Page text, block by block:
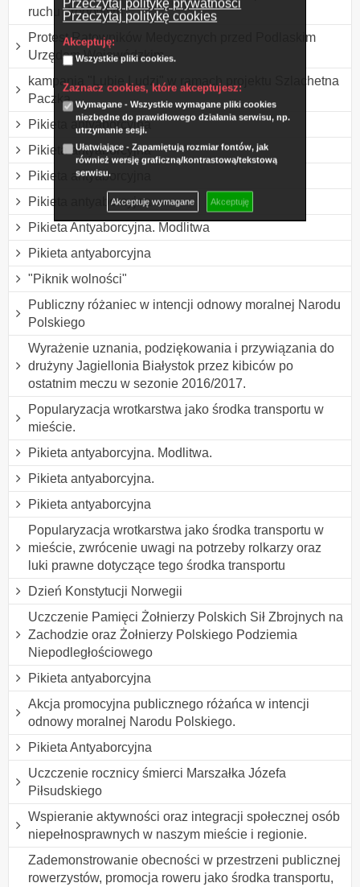
Przeczytaj politykę prywatności
Przeczytaj politykę cookies
Akceptuję:
Wszystkie pliki cookies.
Zaznacz cookies, które akceptujesz:
Wymagane - Wszystkie wymagane pliki cookies
niezbędne do prawidłowego działania serwisu, np.
utrzymanie sesji.
Ułatwiające - Zapamiętują rozmiar fontów, jak
również wersję graficzną/kontrastową/tekstową
serwisu.
Akceptuję wymagane Akceptuję
ruchu drogowym
Protest Ratowników Medycznych przed Podlaskim
Urzędem Wojewódzkim
kampania "Lubię Ludzi" w ramach projektu Szlachetna
Paczka
Pikieta antyaborcyjna
Pikieta antyaborcyjna
Pikieta antyaborcyjna
Pikieta antyaborcyjna
Pikieta Antyaborcyjna. Modlitwa
Pikieta antyaborcyjna
"Piknik wolności"
Publiczny różaniec w intencji odnowy moralnej Narodu
Polskiego
Wyrażenie uznania, podziękowania i przywiązania do
drużyny Jagiellonia Białystok przez kibiców po
ostatnim meczu w sezonie 2016/2017.
Popularyzacja wrotkarstwa jako środka transportu w
mieście.
Pikieta antyaborcyjna. Modlitwa.
Pikieta antyaborcyjna.
Pikieta antyaborcyjna
Popularyzacja wrotkarstwa jako środka transportu w
mieście, zwrócenie uwagi na potrzeby rolkarzy oraz
luki prawne dotyczące tego środka transportu
Dzień Konstytucji Norwegii
Uczczenie Pamięci Żołnierzy Polskich Sił Zbrojnych na
Zachodzie oraz Żołnierzy Polskiego Podziemia
Niepodległościowego
Pikieta antyaborcyjna
Akcja promocyjna publicznego różańca w intencji
odnowy moralnej Narodu Polskiego.
Pikieta Antyaborcyjna
Uczczenie rocznicy śmierci Marszałka Józefa
Piłsudskiego
Wspieranie aktywności oraz integracji społecznej osób
niepełnosprawnych w naszym mieście i regionie.
Zademonstrowanie obecności w przestrzeni publicznej
rowerzystów, promocja roweru jako środka transportu,